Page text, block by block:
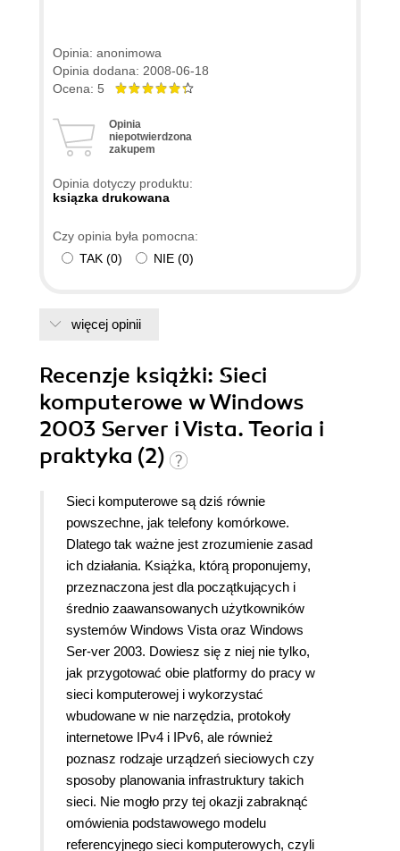
Opinia: anonimowa
Opinia dodana: 2008-06-18
Ocena: 5
Opinia
niepotwierdzona
zakupem
Opinia dotyczy produktu:
ksiązka drukowana
Czy opinia była pomocna:
TAK (0) NIE (0)
więcej opinii
Recenzje książki: Sieci
komputerowe w Windows
2003 Server i Vista. Teoria i
praktyka (2)
Sieci komputerowe są dziś równie
powszechne, jak telefony komórkowe.
Dlatego tak ważne jest zrozumienie zasad
ich działania. Książka, którą proponujemy,
przeznaczona jest dla początkujących i
średnio zaawansowanych użytkowników
systemów Windows Vista oraz Windows
Ser-ver 2003. Dowiesz się z niej nie tylko,
jak przygotować obie platformy do pracy w
sieci komputerowej i wykorzystać
wbudowane w nie narzędzia, protokoły
internetowe IPv4 i IPv6, ale również
poznasz rodzaje urządzeń sieciowych czy
sposoby planowania infrastruktury takich
sieci. Nie mogło przy tej okazji zabraknąć
omówienia podstawowego modelu
referencyjnego sieci komputerowych, czyli